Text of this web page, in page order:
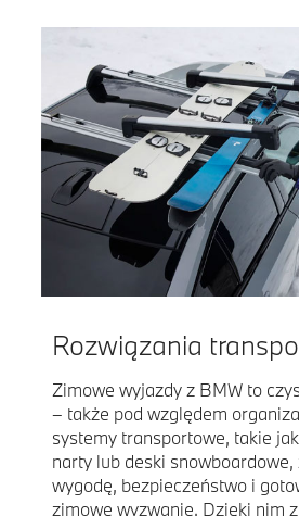
Rozwiązania
Zimowe wyjazdy z BMW to
– także pod względem
systemy transportowe, takie
narty lub deski
wygodę, bezpieczeństwo i
zimowe wyzwanie. Dzięki nim